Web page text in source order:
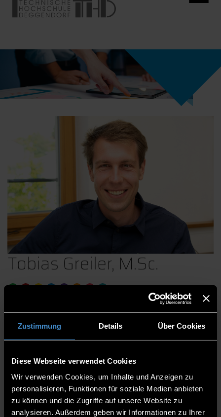
Zustimmung Details Über Cookies
Diese Webseite verwendet Cookies
Wir verwenden Cookies, um Inhalte und Anzeigen zu
personalisieren, Funktionen für soziale Medien anbieten
zu können und die Zugriffe auf unsere Website zu
analysieren. Außerdem geben wir Informationen zu Ihrer
Tobias Greiler, M.Sc.
Robotik
Mobile und eingebettete Systeme
Programmierung und Softwaresysteme
Zentrum für angewandte Forschung
Technologie Campus Grafenau
Wissenschaftlicher Mitarbeiter